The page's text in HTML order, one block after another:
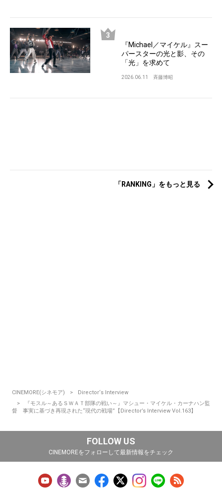
『Michael／マイケル』スー
パースターの光と影、その
「光」を求めて
2026.06.11 斉藤博昭
「RANKING」をもっと見る
CINEMORE(シネモア)
Director‘s Interview
『モスル～あるＳＷＡＴ部隊の戦い～』マシュー・マイケル・カーナハン監
督 事実に基づき再現された“現代の戦場”【Director’s Interview Vol.163】
FOLLOW US
CINEMOREをフォローして最新情報をチェック